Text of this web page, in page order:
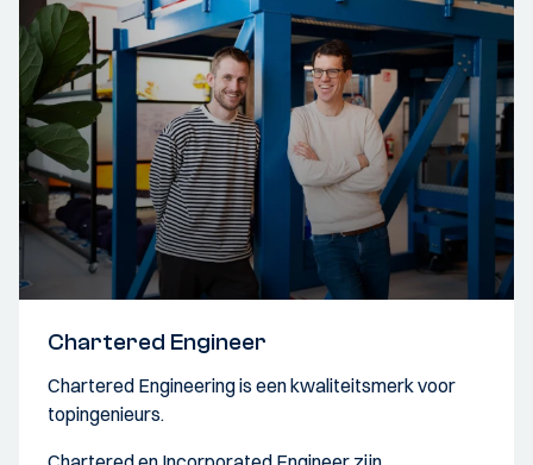
Chartered Engineer
Chartered Engineering is een kwaliteitsmerk voor
topingenieurs.